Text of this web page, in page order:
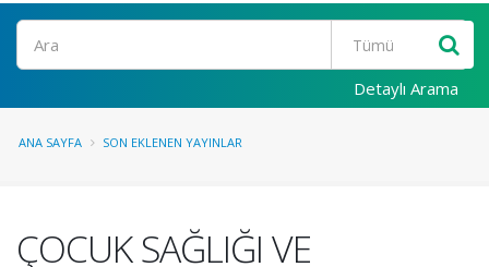
Ara
Detaylı Arama
ANA SAYFA SON EKLENEN YAYINLAR
ÇOCUK SAĞLIĞI VE